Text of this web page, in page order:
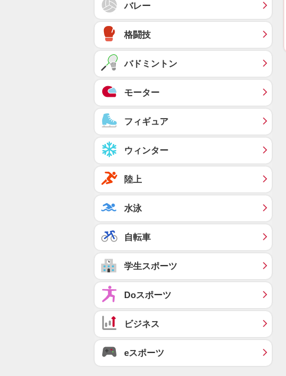
バレー
格闘技
バドミントン
モーター
フィギュア
ウィンター
陸上
水泳
自転車
学生スポーツ
Doスポーツ
ビジネス
eスポーツ